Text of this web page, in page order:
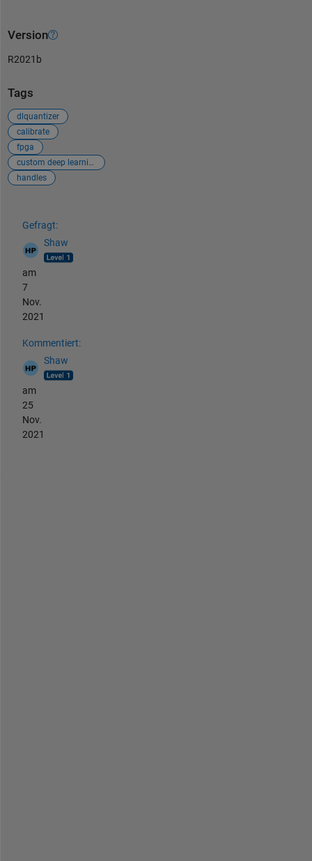
Version
R2021b
Tags
dlquantizer
calibrate
fpga
custom deep learning processor generation
handles
Gefragt:
Shaw
am
7
Nov.
2021
Kommentiert:
Shaw
am
25
Nov.
2021